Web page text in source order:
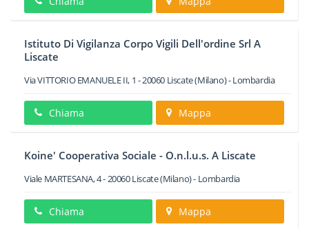
Istituto Di Vigilanza Corpo Vigili Dell'ordine Srl A
Liscate
Via VITTORIO EMANUELE II, 1 -20060 Liscate(Milano) -Lombardia
Chiama Mappa
Koine' Cooperativa Sociale - O.n.l.u.s. A Liscate
Viale MARTESANA, 4-20060Liscate(Milano) - Lombardia
Chiama Mappa